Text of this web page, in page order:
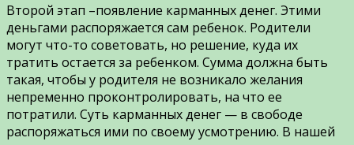
Второй этап –появление карманных денег. Этими
деньгами распоряжается сам ребенок. Родители
могут что-то советовать, но решение, куда их
тратить остается за ребенком. Сумма должна быть
такая, чтобы у родителя не возникало желания
непременно проконтролировать, на что ее
потратили. Суть карманных денег — в свободе
распоряжаться ими по своему усмотрению. В нашей